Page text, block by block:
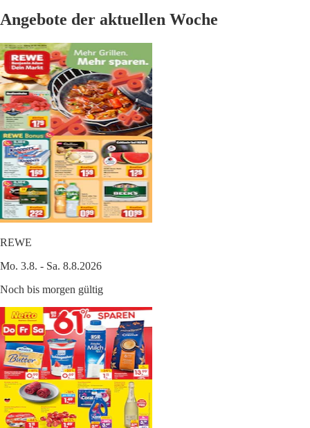
Angebote der aktuellen Woche
REWE
Mo. 3.8. - Sa. 8.8.2026
Noch bis morgen gültig